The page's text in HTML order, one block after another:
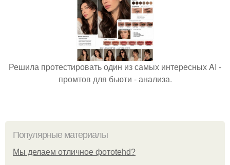
Решила протестировать один из самых интересных AI -
промтов для бьюти - анализа.
Популярные материалы
Мы делаем отличное фотоtehd?